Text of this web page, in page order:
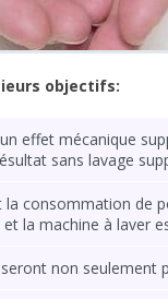
objectifs:
effet mécanique
sans lavage
la consommation de
la machine à laver
non seulement